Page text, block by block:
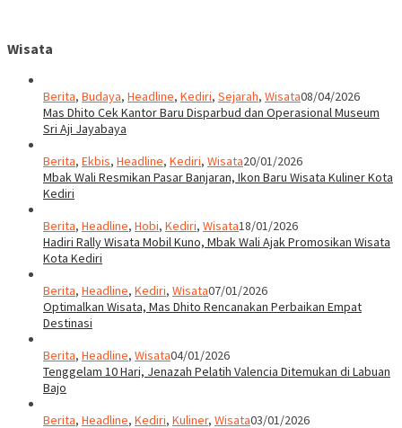
Wisata
Berita, Budaya, Headline, Kediri, Sejarah, Wisata08/04/2026
Mas Dhito Cek Kantor Baru Disparbud dan Operasional Museum
Sri Aji Jayabaya
Berita, Ekbis, Headline, Kediri, Wisata20/01/2026
Mbak Wali Resmikan Pasar Banjaran, Ikon Baru Wisata Kuliner Kota
Kediri
Berita, Headline, Hobi, Kediri, Wisata18/01/2026
Hadiri Rally Wisata Mobil Kuno, Mbak Wali Ajak Promosikan Wisata
Kota Kediri
Berita, Headline, Kediri, Wisata07/01/2026
Optimalkan Wisata, Mas Dhito Rencanakan Perbaikan Empat
Destinasi
Berita, Headline, Wisata04/01/2026
Tenggelam 10 Hari, Jenazah Pelatih Valencia Ditemukan di Labuan
Bajo
Berita, Headline, Kediri, Kuliner, Wisata03/01/2026